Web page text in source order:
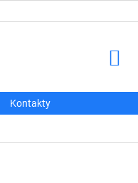
ÚDAJŮ
Kontakty